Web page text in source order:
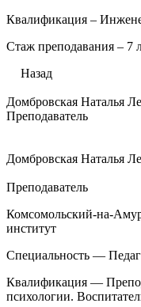
Квалификация –
Стаж преподавания – 7
Назад
Домбровская Наталья
Преподаватель
Домбровская Наталья
Преподаватель
Комсомольский-на-
институт
Специальность —
Квалификация —
психологии.